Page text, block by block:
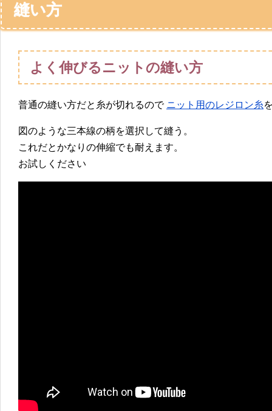
縫い方
よく伸びるニットの縫い方
普通の縫い方だと糸が切れるので ニット用のレジロン糸
図のような三本線の柄を選択して縫う。
これだとかなりの伸縮でも耐えます。
お試しください